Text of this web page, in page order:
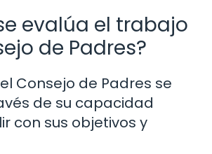
evalúa el trabajo
de Padres?
Consejo de Padres se
de su capacidad
con sus objetivos y